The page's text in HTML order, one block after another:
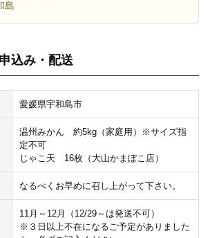
島
込み・配送
愛媛県宇和島市
温州みかん 約5kg（家庭用）※サイズ指
定不可
じゃこ天 16枚（大山かまぼこ店）
なるべくお早めに召し上がって下さい。
11月～12月（12/29～は発送不可）
※３日以上不在になるご予定がありました